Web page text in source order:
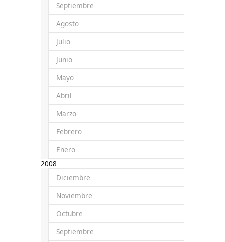
Septiembre
Agosto
Julio
Junio
Mayo
Abril
Marzo
Febrero
Enero
2008
Diciembre
Noviembre
Octubre
Septiembre